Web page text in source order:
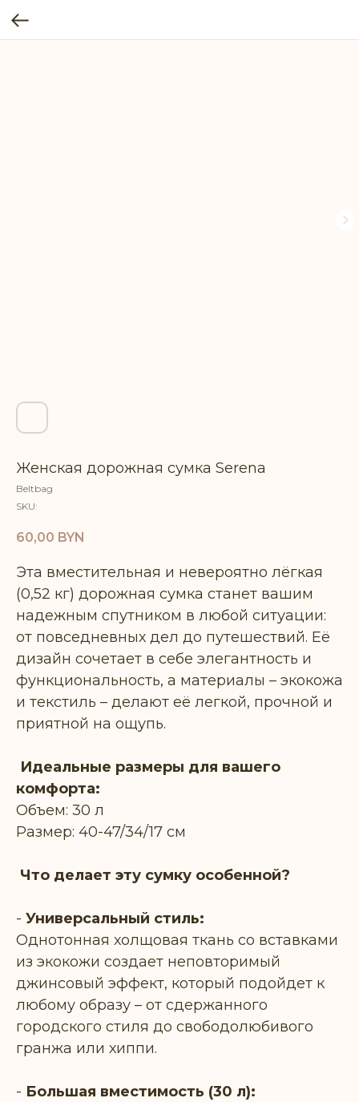
Женская дорожная сумка Serena
Beltbag
SKU:
60,00 BYN
Эта вместительная и невероятно лёгкая
(0,52 кг) дорожная сумка станет вашим
надежным спутником в любой ситуации:
от повседневных дел до путешествий. Её
дизайн сочетает в себе элегантность и
функциональность, а материалы – экокожа
и текстиль – делают её легкой, прочной и
приятной на ощупь.
Идеальные размеры для вашего
комфорта:
Объем: 30 л
Размер: 40-47/34/17 см
Что делает эту сумку особенной?
- Универсальный стиль:
Однотонная холщовая ткань со вставками
из экокожи создает неповторимый
джинсовый эффект, который подойдет к
любому образу – от сдержанного
городского стиля до свободолюбивого
гранжа или хиппи.
- Большая вместимость (30 л):